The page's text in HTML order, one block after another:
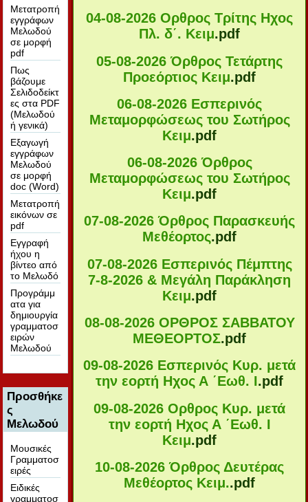
Μετατροπή
εγγράφων
Μελωδού
σε μορφή
pdf
Πως
βάζουμε
Σελιδοδείκτ
ες στα PDF
(Μελωδού
ή γενικά)
Εξαγωγή
εγγράφων
Μελωδού
σε μορφή
doc (Word)
Μετατροπή
εικόνων σε
pdf
Εγγραφή
ήχου η
βίντεο από
το Μελωδό
Προγράμμ
ατα για
δημιουργία
γραμματοσ
ειρών
Μελωδού
Προσθήκε
ς
Μελωδού
Μουσικές
Γραμματοσ
ειρές
Ειδικές
γραμματοσ
04-08-2026 Ορθρος Τρίτης Ηχος
Πλ. δ΄. Κειμ.pdf
05-08-2026 Όρθρος Τετάρτης
Προεόρτιος Κειμ.pdf
06-08-2026 Εσπερινός
Μεταμορφώσεως του Σωτήρος
Κειμ.pdf
06-08-2026 Όρθρος
Μεταμορφώσεως του Σωτήρος
Κειμ.pdf
07-08-2026 Όρθρος Παρασκευής
Μεθέορτος.pdf
07-08-2026 Εσπερινός Πέμπτης
7-8-2026 & Μεγάλη Παράκληση
Κειμ.pdf
08-08-2026 ΟΡΘΡΟΣ ΣΑΒΒΑΤΟΥ
ΜΕΘΕΟΡΤΟΣ.pdf
09-08-2026 Εσπερινός Κυρ. μετά
την εορτή Ηχος Α ΄Εωθ. Ι.pdf
09-08-2026 Ορθρος Κυρ. μετά
την εορτή Ηχος Α ΄Εωθ. Ι
Κειμ.pdf
10-08-2026 Όρθρος Δευτέρας
Μεθέορτος Κειμ..pdf